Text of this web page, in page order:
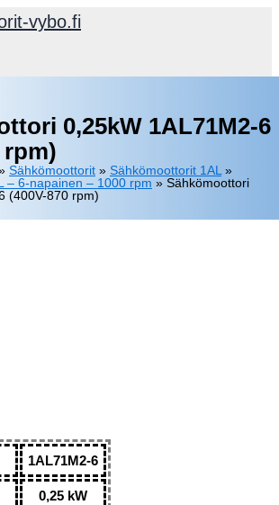
vybo.fi
0,25kW 1AL71M2-6
rpm)
Sähkömoottorit » Sähkömoottorit 1AL »
– 6-napainen – 1000 rpm » Sähkömoottori
(400V-870 rpm)
1AL71M2-6
0,25 kW